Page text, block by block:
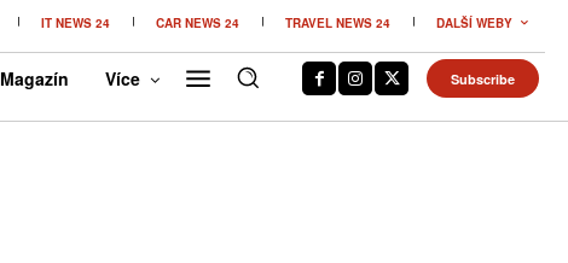
IT NEWS 24 CAR NEWS 24 TRAVEL NEWS 24 DALŠÍ WEBY
Magazín Více Subscribe